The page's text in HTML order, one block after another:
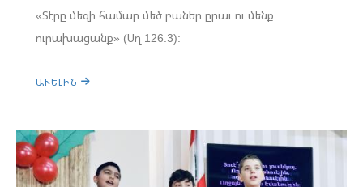
«Տէրը մեզի համար մեծ բաներ ըրաւ ու մենք
ուրախացանք» (Սղ 126.3):
ԱՒԵԼԻՆ